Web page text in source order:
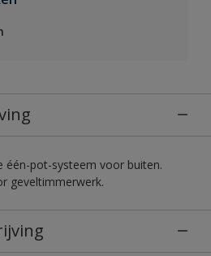
één-pot-systeem voor buiten.
geveltimmerwerk.